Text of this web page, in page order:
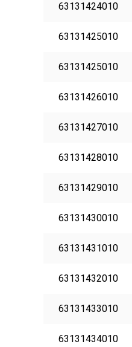
63131424010
63131425010
63131425010
63131426010
63131427010
63131428010
63131429010
63131430010
63131431010
63131432010
63131433010
63131434010